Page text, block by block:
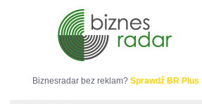
Biznesradar bez reklam? Sprawdź BR Plus